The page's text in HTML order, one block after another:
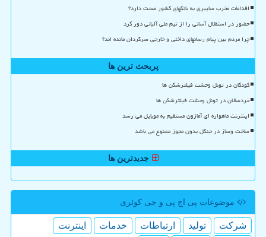
اقدامات مخرب سایبری به بانکهای کشور صحت دارد؟
حضور در استقلال آسانی را از تیم ملی آلبانی دور کرد
چرا مردم بین پیام رسانهای داخلی و خارجی سرگردان مانده اند؟
پربحث ترین ها
کودکان در تونل وحشت فیلترشکن ها
خردسالان در تونل وحشت فیلترشکن ها
اینترنت ماهواره ای آمازون مستقیم به موبایل می رسد
ساخت وساز در جنگل بدون مجوز ممنوع می باشد
جدیدترین ها
موضوعات پی اچ پی و جی كوئری
شركت تولید ارتباطات خدمات
اینترنت